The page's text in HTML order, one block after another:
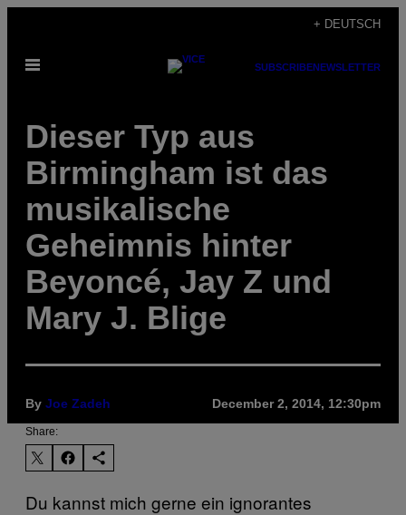
content
+ DEUTSCH
Open
SUBSCRIBENEWSLETTER
Dieser Typ aus
Birmingham ist das
musikalische
Geheimnis hinter
Beyoncé, Jay Z und
Mary J. Blige
By Joe Zadeh December 2, 2014, 12:30pm
Share:
Du kannst mich gerne ein ignorantes